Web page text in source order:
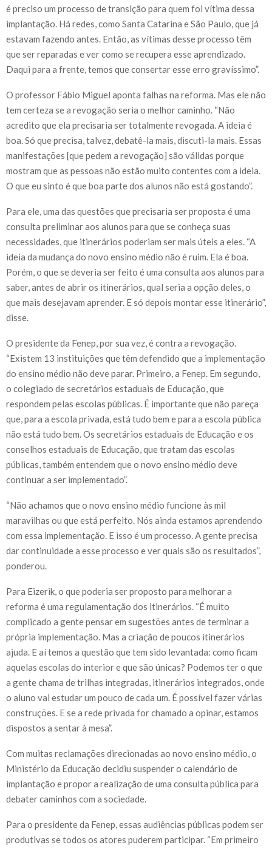
é preciso um processo de transição para quem foi vítima dessa
implantação. Há redes, como Santa Catarina e São Paulo, que já
estavam fazendo antes. Então, as vítimas desse processo têm
que ser reparadas e ver como se recupera esse aprendizado.
Daqui para a frente, temos que consertar esse erro gravíssimo”.
O professor Fábio Miguel aponta falhas na reforma. Mas ele não
tem certeza se a revogação seria o melhor caminho. “Não
acredito que ela precisaria ser totalmente revogada. A ideia é
boa. Só que precisa, talvez, debatê-la mais, discuti-la mais. Essas
manifestações [que pedem a revogação] são válidas porque
mostram que as pessoas não estão muito contentes com a ideia.
O que eu sinto é que boa parte dos alunos não está gostando”.
Para ele, uma das questões que precisaria ser proposta é uma
consulta preliminar aos alunos para que se conheça suas
necessidades, que itinerários poderiam ser mais úteis a eles. “A
ideia da mudança do novo ensino médio não é ruim. Ela é boa.
Porém, o que se deveria ser feito é uma consulta aos alunos para
saber, antes de abrir os itinerários, qual seria a opção deles, o
que mais desejavam aprender. E só depois montar esse itinerário”,
disse.
O presidente da Fenep, por sua vez, é contra a revogação.
“Existem 13 instituições que têm defendido que a implementação
do ensino médio não deve parar. Primeiro, a Fenep. Em segundo,
o colegiado de secretários estaduais de Educação, que
respondem pelas escolas públicas. É importante que não pareça
que, para a escola privada, está tudo bem e para a escola pública
não está tudo bem. Os secretários estaduais de Educação e os
conselhos estaduais de Educação, que tratam das escolas
públicas, também entendem que o novo ensino médio deve
continuar a ser implementado”.
“Não achamos que o novo ensino médio funcione às mil
maravilhas ou que está perfeito. Nós ainda estamos aprendendo
com essa implementação. E isso é um processo. A gente precisa
dar continuidade a esse processo e ver quais são os resultados”,
ponderou.
Para Eizerik, o que poderia ser proposto para melhorar a
reforma é uma regulamentação dos itinerários. “É muito
complicado a gente pensar em sugestões antes de terminar a
própria implementação. Mas a criação de poucos itinerários
ajuda. E aí temos a questão que tem sido levantada: como ficam
aquelas escolas do interior e que são únicas? Podemos ter o que
a gente chama de trilhas integradas, itinerários integrados, onde
o aluno vai estudar um pouco de cada um. É possível fazer várias
construções. E se a rede privada for chamado a opinar, estamos
dispostos a sentar à mesa”.
Com muitas reclamações direcionadas ao novo ensino médio, o
Ministério da Educação decidiu suspender o calendário de
implantação e propor a realização de uma consulta pública para
debater caminhos com a sociedade.
Para o presidente da Fenep, essas audiências públicas podem ser
produtivas se todos os atores puderem participar. “Em primeiro